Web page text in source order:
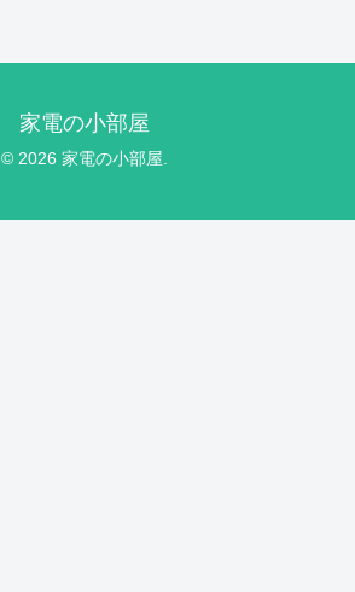
家電の小部屋
© 2026 家電の小部屋.